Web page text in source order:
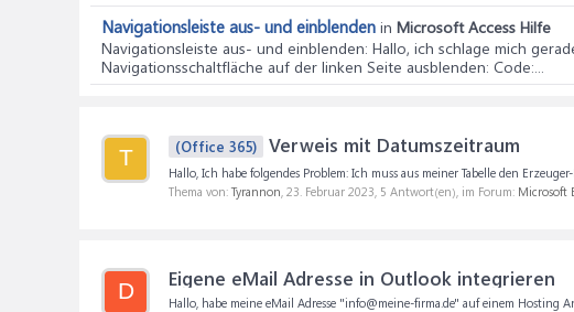
Navigationsleiste aus- und einblenden in Microsoft Access Hilfe
Navigationsleiste aus- und einblenden: Hallo, ich schlage mich
Navigationsschaltfläche auf der linken Seite ausblenden: Code:...
T (Office 365) Verweis mit Datumszeitraum
Hallo, Ich habe folgendes Problem: Ich muss aus meiner Tabelle den
Thema von: Tyrannon, 23. Februar 2023, 5 Antwort(en), im Forum: Microsoft
D Eigene eMail Adresse in Outlook integrieren
Hallo, habe meine eMail Adresse "info@meine-firma.de" auf einem